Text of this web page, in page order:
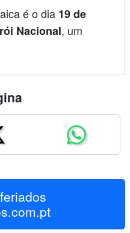
é o dia 19 de
Nacional, um